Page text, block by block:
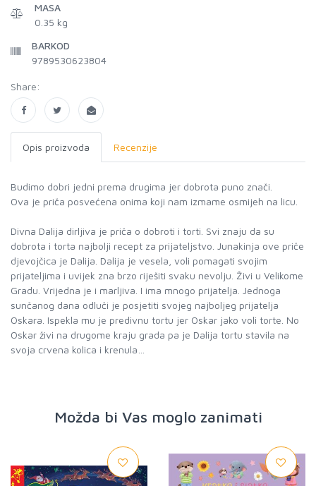
MASA
0.35 kg
BARKOD
9789530623804
Share:
Opis proizvoda Recenzije
Budimo dobri jedni prema drugima jer dobrota puno znači.
Ova je priča posvećena onima koji nam izmame osmijeh na licu.
Divna Dalija dirljiva je priča o dobroti i torti. Svi znaju da su
dobrota i torta najbolji recept za prijateljstvo. Junakinja ove priče
djevojčica je Dalija. Dalija je vesela, voli pomagati svojim
prijateljima i uvijek zna brzo riješiti svaku nevolju. Živi u Velikome
Gradu. Vrijedna je i marljiva. I ima mnogo prijatelja. Jednoga
sunčanog dana odluči je posjetiti svojeg najboljeg prijatelja
Oskara. Ispekla mu je predivnu tortu jer Oskar jako voli torte. No
Oskar živi na drugome kraju grada pa je Dalija tortu stavila na
svoja crvena kolica i krenula…
Možda bi Vas moglo zanimati